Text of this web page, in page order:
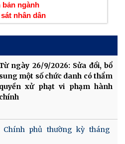
bản ngành
nhân dân
ngày 26/9/2026: Sửa đổi, bổ
sung một số chức danh có thẩm
quyền xử phạt vi phạm hành
chính
Chính phủ thường kỳ tháng